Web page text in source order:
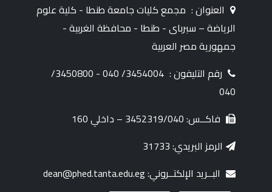
العنوان : مجمع كليات جامعة طنطا - كلية علوم
الرياضة – سبرباى - طنطا - محافظة الغربية -
جمهورية مصر العربية
رقم التليفون :
3454004/ 040 - 3450800/
040
فاكــس: 3452319/040 – داخلي 160
الرمز البريدي: 31733
البــريد الإلكتــروني: dean@phed.tanta.edu.eg